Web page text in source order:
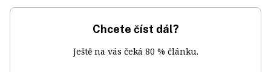
Chcete číst dál?
Ještě na vás čeká 80 % článku.